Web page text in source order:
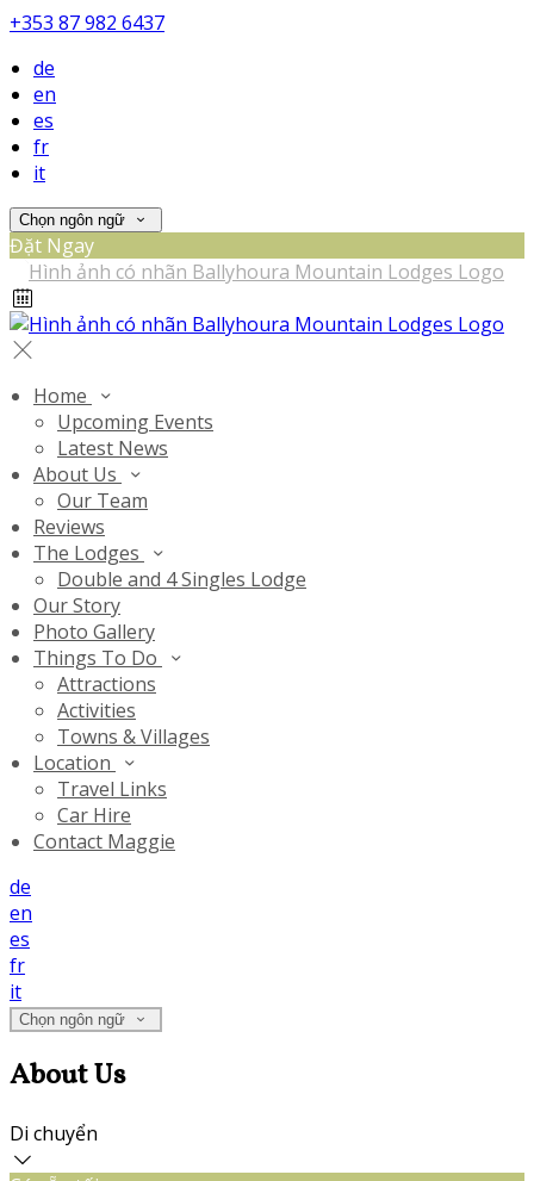
+353 87 982 6437
de
en
es
fr
it
Chọn ngôn ngữ
Đặt Ngay
Home
Upcoming Events
Latest News
About Us
Our Team
Reviews
The Lodges
Double and 4 Singles Lodge
Our Story
Photo Gallery
Things To Do
Attractions
Activities
Towns & Villages
Location
Travel Links
Car Hire
Contact Maggie
de
en
es
fr
it
Chọn ngôn ngữ
About Us
Di chuyển